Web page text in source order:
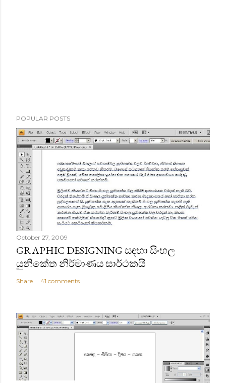
POPULAR POSTS
October 27, 2009
GRAPHIC DESIGNING සඳහා සිංහල
යුනිකේත නිර්මාණය සාර්ථකයි
Share 41 comments